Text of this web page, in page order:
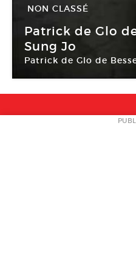
NON CLASSÉ
27 Sep -25
Patrick de Glo
Sung Jo
Patrick de Glo de